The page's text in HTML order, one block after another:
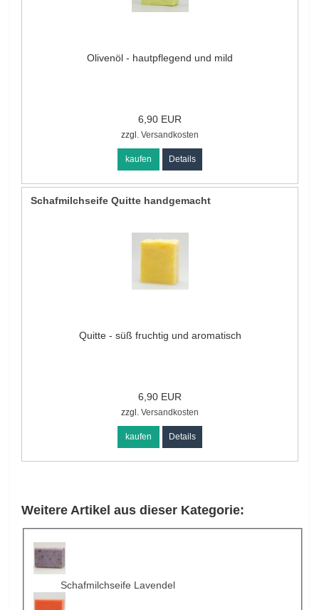
Olivenöl - hautpflegend und mild
6,90 EUR
zzgl. Versandkosten
kaufen Details
Schafmilchseife Quitte handgemacht
Quitte - süß fruchtig und aromatisch
6,90 EUR
zzgl. Versandkosten
kaufen Details
Weitere Artikel aus dieser Kategorie:
Schafmilchseife Lavendel